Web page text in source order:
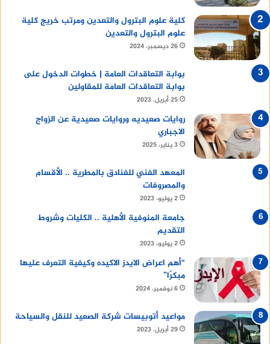
كلية علوم البترول والتعدين ومرتب خريج كلية
علوم البترول والتعدين
26 ديسمبر، 2024
بوابة التعاقدات العامة | خطوات الدخول على
بوابة التعاقدات العامة للمقاولين
25 أبريل، 2023
روايات صعيديه وروايات صعيدية عن الزواج
الاجباري
3 يناير، 2025
المعهد الفني للفنادق بالمطرية .. الأقسام
والمصروفات
2 يوليو، 2023
جامعة المنوفية الأهلية .. الكليات وشروط
التقديم
2 يوليو، 2023
“أهم اعراض الايدز الاكيده وكيفية التعرف عليها
مبكرًا”
6 نوفمبر، 2024
مواعيد أتوبيسات شركة الصعيد للنقل والسياحة
29 أبريل، 2023